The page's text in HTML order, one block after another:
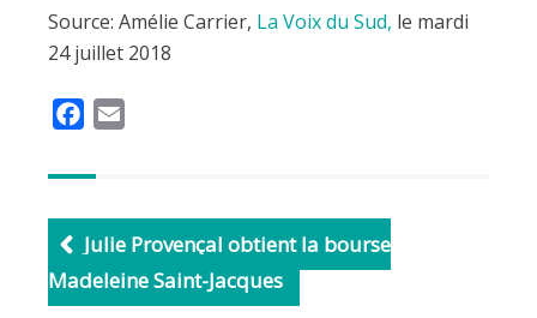
Source: Amélie Carrier, La Voix du Sud, le mardi
24 juillet 2018
c
b
o
o
l
Julie Provençal obtient la bourse
Madeleine Saint-Jacques